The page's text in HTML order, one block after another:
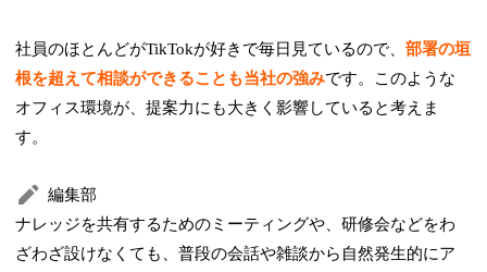
社員のほとんどがTikTokが好きで毎日見ているので、部署の垣
根を超えて相談ができることも当社の強みです。このような
オフィス環境が、提案力にも大きく影響していると考えま
す。
編集部
ナレッジを共有するためのミーティングや、研修会などをわ
ざわざ設けなくても、普段の会話や雑談から自然発生的にア